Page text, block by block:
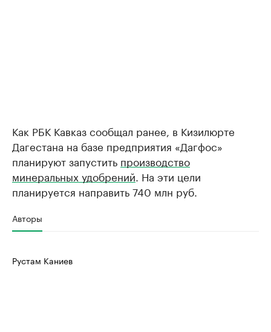
Как РБК Кавказ сообщал ранее, в Кизилюрте
Дагестана на базе предприятия «Дагфос»
планируют запустить производство
минеральных удобрений . На эти цели
планируется направить 740 млн руб.
Авторы
Рустам Каниев